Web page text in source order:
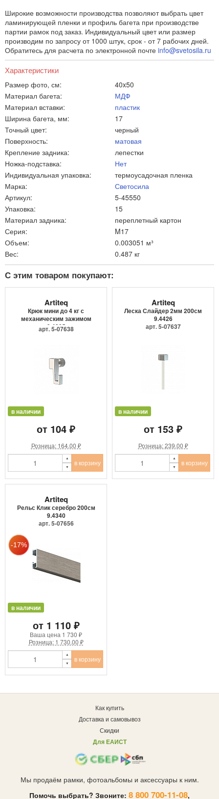
Широкие возможности производства позволяют выбрать цвет
ламинирующей пленки и профиль багета при производстве
партии рамок под заказ. Индивидуальный цвет или размер
производим по запросу от 1000 штук, срок - от 7 рабочих дней.
Обратитесь для расчета по электронной почте info@svetosila.ru
Характеристики
Размер фото, см:
40x50
Материал багета:
МДФ
Материал вставки:
пластик
Ширина багета, мм:
17
Точный цвет:
черный
Поверхность:
матовая
Крепление задника:
лепестки
Ножка-подставка:
Нет
Индивидуальная упаковка:
термоусадочная пленка
Марка:
Светосила
Артикул:
5-45550
Упаковка:
15
Материал задника:
переплетный картон
Серия:
M17
Объем:
0.003051 м³
Вес:
0.487 кг
С этим товаром покупают:
Artiteq
Крюк мини до 4 кг с
механическим зажимом
9.4205
арт. 5-07638
в наличии
от 104 ₽
Розница: 164.00 ₽
в корзину
Artiteq
Леска Слайдер 2мм 200см
9.4426
арт. 5-07637
в наличии
от 153 ₽
Розница: 239.00 ₽
в корзину
Artiteq
Рельс Клик серебро 200см
9.4340
арт. 5-07656
в наличии
от 1 110 ₽
Ваша цена 1 730 ₽
Розница: 1 730.00 ₽
в корзину
Как купить
Доставка и самовывоз
Скидки
Для ЕАИСТ
Мы продаём рамки, фотоальбомы и аксессуары к ним.
Помочь выбрать? Звоните: 8 800 700-11-08,